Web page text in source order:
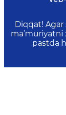
Diqqat!
pastda